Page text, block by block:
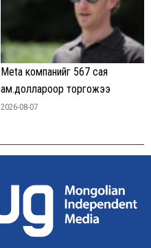
Meta компанийг 567 сая
ам.доллароор торгожээ
2026-08-07